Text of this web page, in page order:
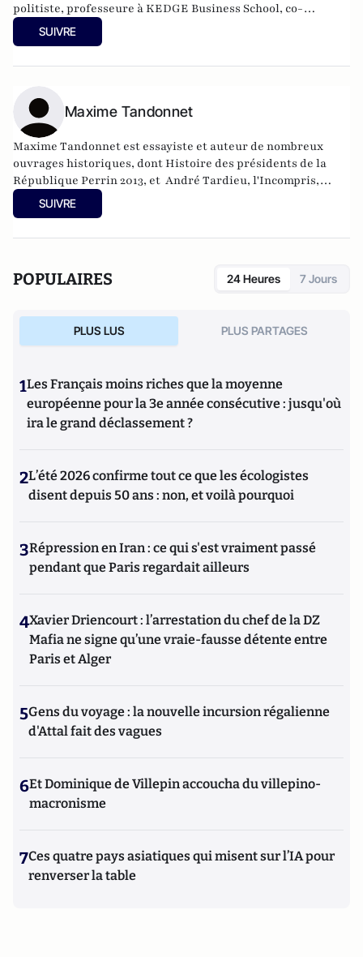
politiste, professeure à KEDGE Business School, co-
responsable du comité scientifique de la Revue Politique et
Parlementaire.
SUIVRE
Maxime Tandonnet
Maxime Tandonnet est essayiste et auteur de nombreux
ouvrages historiques, dont Histoire des présidents de la
République Perrin 2013, et André Tardieu, l'Incompris,
Perrin 2019.
SUIVRE
POPULAIRES 24 Heures 7 Jours
PLUS LUS PLUS PARTAGES
1Les Français moins riches que la moyenne
européenne pour la 3e année consécutive : jusqu'où
ira le grand déclassement ?
2L’été 2026 confirme tout ce que les écologistes
disent depuis 50 ans : non, et voilà pourquoi
3Répression en Iran : ce qui s'est vraiment passé
pendant que Paris regardait ailleurs
4Xavier Driencourt : l’arrestation du chef de la DZ
Mafia ne signe qu’une vraie-fausse détente entre
Paris et Alger
5Gens du voyage : la nouvelle incursion régalienne
d'Attal fait des vagues
6Et Dominique de Villepin accoucha du villepino-
macronisme
7Ces quatre pays asiatiques qui misent sur l’IA pour
renverser la table